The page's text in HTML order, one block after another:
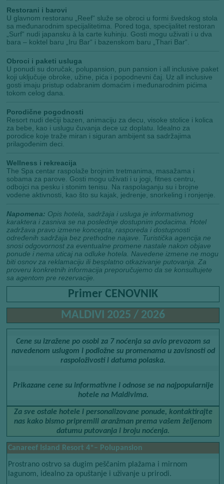
Restorani i barovi
U glavnom restoranu „Reef“ služe se obroci u formi švedskog stola
sa međunarodnim specijalitetima. Pored toga, specijalitet restoran
„Surf“ nudi japansku à la carte kuhinju. Gosti mogu uživati i u dva
bara – koktel baru „Iru Bar“ i bazenskom baru „Thari Bar“.
Obroci i paketi usluga
U ponudi su doručak, polupansion, pun pansion i all inclusive paket
koji uključuje obroke, užine, pića i popodnevni čaj. Uz all inclusive
gosti imaju pristup odabranim domaćim i međunarodnim pićima
tokom celog dana.
Porodične pogodnosti
Resort nudi dečiji bazen, animaciju za decu, visoke stolice i kolica
za bebe, kao i uslugu čuvanja dece uz doplatu. Idealno za
porodice koje traže miran i siguran ambijent sa sadržajima
prilagođenim deci.
Wellness i rekreacija
The Spa centar raspolaže brojnim tretmanima, masažama i
sobama za parove. Gosti mogu uživati i u jogi, fitnes centru,
odbojci na pesku i stonim tenisu. Na raspolaganju su i brojne
vodene aktivnosti, kao što su kajak, jedrenje, snorkeling i ronjenje.
Napomena: Opis hotela, sadržaja i usluga je informativnog
karaktera i zasniva se na poslednje dostupnim podacima. Hotel
zadržava pravo izmene koncepta, rasporeda i dostupnosti
određenih sadržaja bez prethodne najave. Turistička agencija ne
snosi odgovornost za eventualne promene nastale nakon objave
ponude i nema uticaj na odluke hotela. Navedene izmene ne mogu
biti osnov za reklamaciju ili besplatno otkazivanje putovanja. Za
proveru konkretnih informacija preporučujemo da se konsultujete
sa agentom pre rezervacije.
Primer CENOVNIK
MALDIVI 2025 / 2026
Cene su izražene po osobi za 7 noćenja sa avio prevozom sa
navedenom uslugom i podložne su promenama u zavisnosti od
raspoloživosti i datuma polaska.
Prikazane cene su informativne i odnose se na najpopularnije
hotele na Maldivima.
Za sve ostale hotele i personalizovane ponude, kontaktirajte
nas kako bismo pripremili aranžman prema vašem željenom
datumu putovanja i broju noćenja.
Canareef Island Resort 4*– Polupansion
Prostrano ostrvo sa dugim peščanim plažama i mirnom
lagunom, idealno za opuštanje i uživanje u prirodi.